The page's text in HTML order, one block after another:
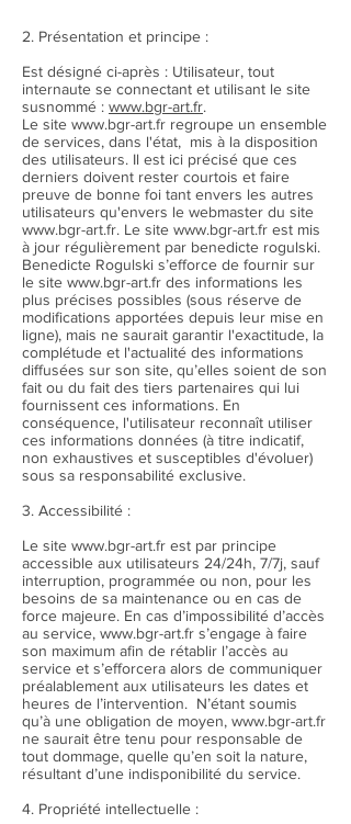
2. Présentation et principe :
Est désigné ci-après : Utilisateur, tout
internaute se connectant et utilisant le site
susnommé : www.bgr-art.fr.
Le site www.bgr-art.fr regroupe un ensemble
de services, dans l'état, mis à la disposition
des utilisateurs. Il est ici précisé que ces
derniers doivent rester courtois et faire
preuve de bonne foi tant envers les autres
utilisateurs qu'envers le webmaster du site
www.bgr-art.fr. Le site www.bgr-art.fr est mis
à jour régulièrement par benedicte rogulski.
Benedicte Rogulski s’efforce de fournir sur
le site www.bgr-art.fr des informations les
plus précises possibles (sous réserve de
modifications apportées depuis leur mise en
ligne), mais ne saurait garantir l'exactitude, la
complétude et l'actualité des informations
diffusées sur son site, qu’elles soient de son
fait ou du fait des tiers partenaires qui lui
fournissent ces informations. En
conséquence, l'utilisateur reconnaît utiliser
ces informations données (à titre indicatif,
non exhaustives et susceptibles d'évoluer)
sous sa responsabilité exclusive.
3. Accessibilité :
Le site www.bgr-art.fr est par principe
accessible aux utilisateurs 24/24h, 7/7j, sauf
interruption, programmée ou non, pour les
besoins de sa maintenance ou en cas de
force majeure. En cas d’impossibilité d’accès
au service, www.bgr-art.fr s’engage à faire
son maximum afin de rétablir l’accès au
service et s’efforcera alors de communiquer
préalablement aux utilisateurs les dates et
heures de l’intervention. N’étant soumis
qu’à une obligation de moyen, www.bgr-art.fr
ne saurait être tenu pour responsable de
tout dommage, quelle qu’en soit la nature,
résultant d’une indisponibilité du service.
4. Propriété intellectuelle :